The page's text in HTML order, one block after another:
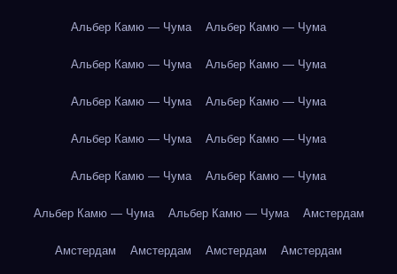
Альбер Камю — Чума Альбер Камю — Чума
Альбер Камю — Чума Альбер Камю — Чума
Альбер Камю — Чума Альбер Камю — Чума
Альбер Камю — Чума Альбер Камю — Чума
Альбер Камю — Чума Альбер Камю — Чума
Альбер Камю — Чума Альбер Камю — Чума Амстердам
Амстердам Амстердам Амстердам Амстердам